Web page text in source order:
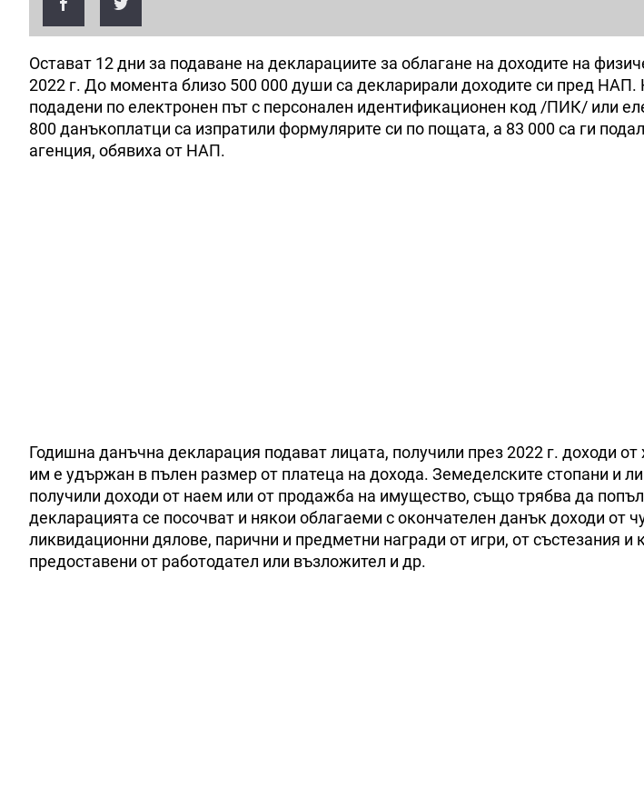
Остават 12 дни за подаване на декларациите за облагане на доходите на
2022 г. До момента близо 500 000 души са декларирали доходите си пред НАП.
подадени по електронен път с персонален идентификационен код /ПИК/ или
800 данъкоплатци са изпратили формулярите си по пощата, а 83 000 са ги
агенция, обявиха от НАП.
Годишна данъчна декларация подават лицата, получили през 2022 г. доходи
им е удържан в пълен размер от платеца на дохода. Земеделските стопани и
получили доходи от наем или от продажба на имущество, също трябва да
декларацията се посочват и някои облагаеми с окончателен данък доходи от
ликвидационни дялове, парични и предметни награди от игри, от състезания и
предоставени от работодател или възложител и др.